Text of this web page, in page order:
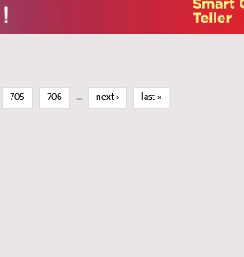
705 706 … next › last »